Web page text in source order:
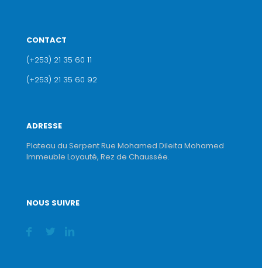
CONTACT
(+253) 21 35 60 11
(+253) 21 35 60 92
ADRESSE
Plateau du Serpent Rue Mohamed Dileita Mohamed
Immeuble Loyauté, Rez de Chaussée.
NOUS SUIVRE